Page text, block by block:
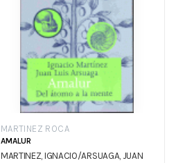
MARTINEZ ROCA
AMALUR
MARTINEZ, IGNACIO/ARSUAGA, JUAN